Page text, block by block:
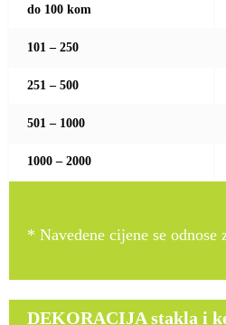
do 100 kom
101 – 250
251 – 500
501 – 1000
1000 – 2000
* Navedene cijene se
DEKORACIJA stakla i